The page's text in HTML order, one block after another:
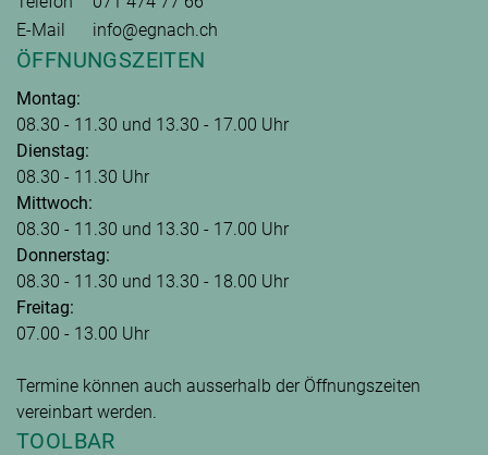
E-Mail
info@egnach.ch
ÖFFNUNGSZEITEN
Montag:
08.30 - 11.30 und 13.30 - 17.00 Uhr
Dienstag:
08.30 - 11.30 Uhr
Mittwoch:
08.30 - 11.30 und 13.30 - 17.00 Uhr
Donnerstag:
08.30 - 11.30 und 13.30 - 18.00 Uhr
Freitag:
07.00 - 13.00 Uhr
Termine können auch ausserhalb der Öffnungszeiten
vereinbart werden.
TOOLBAR